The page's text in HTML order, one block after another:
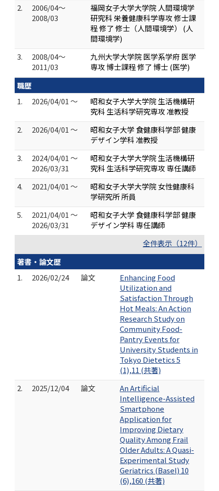
2.
2006/04～
2008/03
福岡女子大学大学院 人間環境学
研究科 栄養健康科学専攻 修士課
程 修了 修士（人間環境学） (人
間環境学)
3.
2008/04～
2011/03
九州大学大学院 医学系学府 医学
専攻 博士課程 修了 博士 (医学)
職歴
1.
2026/04/01 ～
昭和女子大学大学院 生活機構研
究科 生活科学研究専攻 准教授
2.
2026/04/01 ～
昭和女子大学 食健康科学部 健康
デザイン学科 准教授
3.
2024/04/01 ～
2026/03/31
昭和女子大学大学院 生活機構研
究科 生活科学研究専攻 専任講師
4.
2021/04/01 ～
昭和女子大学大学院 女性健康科
学研究所 所員
5.
2021/04/01 ～
2026/03/31
昭和女子大学 食健康科学部 健康
デザイン学科 専任講師
全件表示（12件）
著書・論文歴
1.
2026/02/24 論文
Enhancing Food
Utilization and
Satisfaction Through
Hot Meals: An Action
Research Study on
Community Food-
Pantry Events for
University Students in
Tokyo Dietetics 5
(1),11 (共著)
2.
2025/12/04 論文
An Artificial
Intelligence-Assisted
Smartphone
Application for
Improving Dietary
Quality Among Frail
Older Adults: A Quasi-
Experimental Study
Geriatrics (Basel) 10
(6),160 (共著)